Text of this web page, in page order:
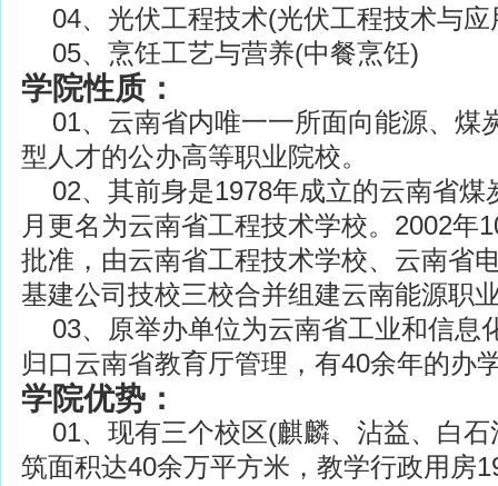
04、光伏工程技术(光伏工程技术与应
05、烹饪工艺与营养(中餐烹饪)
学院性质：
01、云南省内唯一一所面向能源、煤
型人才的公办高等职业院校。
02、其前身是1978年成立的云南省煤
月更名为云南省工程技术学校。2002年
批准，由云南省工程技术学校、云南省
基建公司技校三校合并组建云南能源职
03、原举办单位为云南省工业和信息
归口云南省教育厅管理，有40余年的办
学院优势：
01、现有三个校区(麒麟、沾益、白石
筑面积达40余万平方米，教学行政用房